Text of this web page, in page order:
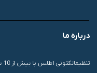
درباره ما